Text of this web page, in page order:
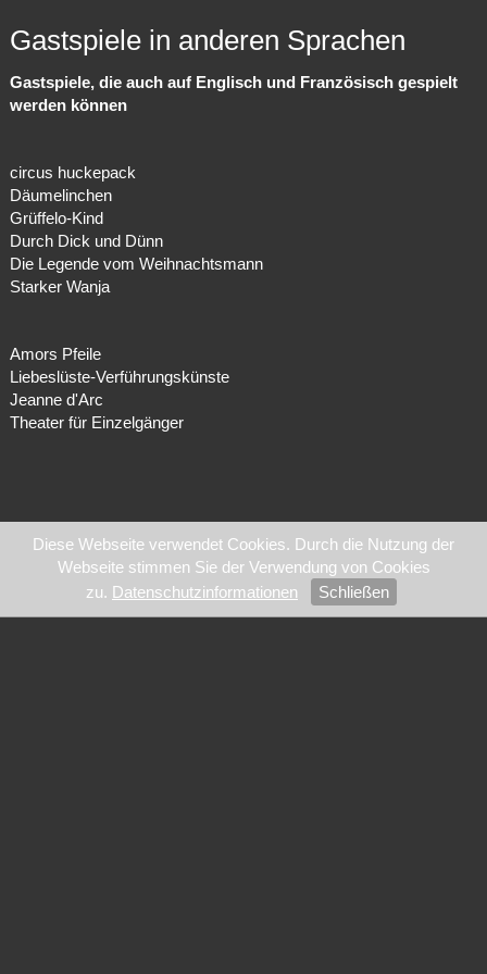
Gastspiele in anderen Sprachen
Gastspiele, die auch auf Englisch und Französisch gespielt
werden können
circus huckepack
Däumelinchen
Grüffelo-Kind
Durch Dick und Dünn
Die Legende vom Weihnachtsmann
Starker Wanja
Amors Pfeile
Liebeslüste-Verführungskünste
Jeanne d'Arc
Theater für Einzelgänger
Diese Webseite verwendet Cookies. Durch die Nutzung der
Webseite stimmen Sie der Verwendung von Cookies
zu. Datenschutzinformationen Schließen